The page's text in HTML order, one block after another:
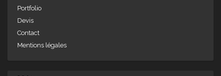
Portfolio
Devis
Contact
Mentions légales